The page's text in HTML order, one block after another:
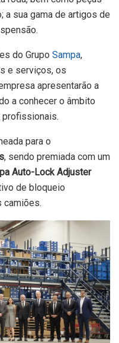
a sua gama de artigos de
do Grupo Sampa,
e serviços, os
apresentarão a
a conhecer o âmbito
para o
, sendo premiada com um
Auto-Lock Adjuster
de bloqueio
camiões.